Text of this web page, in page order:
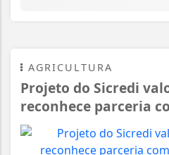
AGRICULTURA
Projeto do Sicredi
reconhece parceria